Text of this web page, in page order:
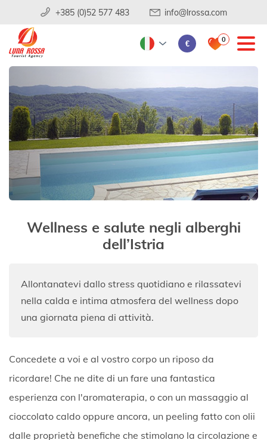
+385 (0)52 577 483 info@lrossa.com
€ 0
Wellness e salute negli alberghi
dell’Istria
Allontanatevi dallo stress quotidiano e rilassatevi
nella calda e intima atmosfera del wellness dopo
una giornata piena di attività.
Concedete a voi e al vostro corpo un riposo da
ricordare! Che ne dite di un fare una fantastica
esperienza con l'aromaterapia, o con un massaggio al
cioccolato caldo oppure ancora, un peeling fatto con olii
dalle proprietà benefiche che stimolano la circolazione e